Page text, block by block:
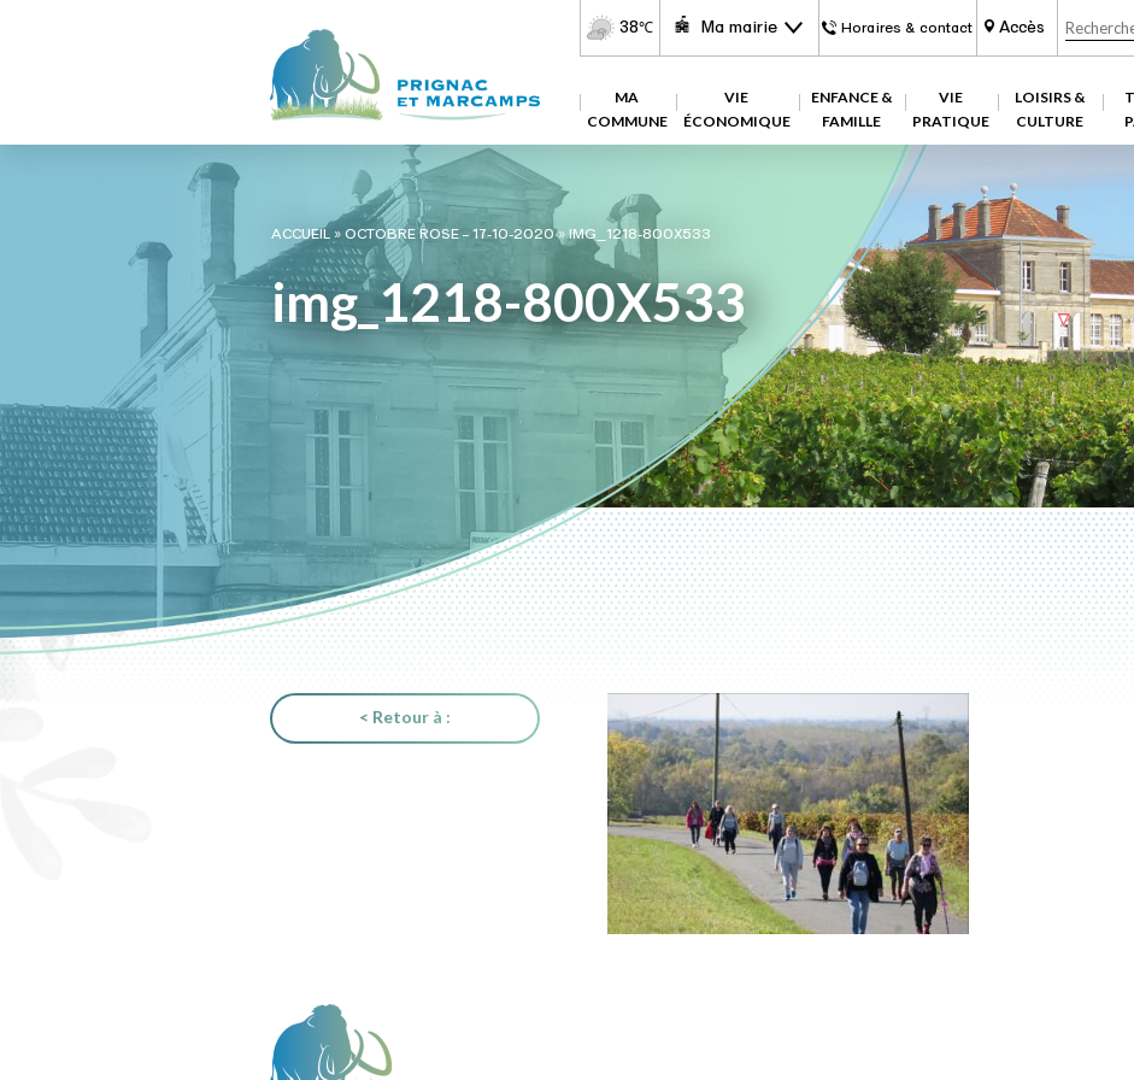
38℃ Ma mairie Horaires & contact Accès
MA
COMMUNE
VIE
ÉCONOMIQUE
ENFANCE &
FAMILLE
VIE
PRATIQUE
LOISIRS &
CULTURE
ACCUEIL»OCTOBRE ROSE – 17-10-2020»IMG_1218-800X533
img_1218-800X533
< Retour à :